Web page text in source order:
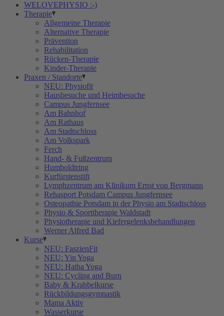
WELOVEPHYSIO :-)
Therapie
Allgemeine Therapie
Alternative Therapie
Prävention
Rehabilitation
Rücken-Therapie
Kinder-Therapie
Praxen / Standorte
NEU: Physiofit
Hausbesuche und Heimbesuche
Campus Jungfernsee
Am Bahnhof
Am Rathaus
Am Stadtschloss
Am Volkspark
Ferch
Hand- & Fußzentrum
Humboldtring
Kurfürstenstift
Lymphzentrum am Klinikum Ernst von Bergmann
Rehasport Potsdam Campus Jungfernsee
Osteopathie Potsdam in der Physio am Stadtschloss
Physio & Sporttherapie Waldstadt
Physiotherapie und Kiefergelenksbehandlungen
Werner Alfred Bad
Kurse
NEU: FaszienFit
NEU: Yin Yoga
NEU: Hatha Yoga
NEU: Cycling and Burn
Baby & Krabbelkurse
Rückbildungsgymnastik
Mama Aktiv
Wasserkurse